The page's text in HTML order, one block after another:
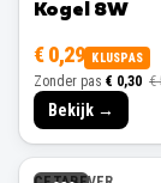
Kogel 8W
€ 0,29 KLUSPAS
Zonder pas € 0,30 €
Bekijk →